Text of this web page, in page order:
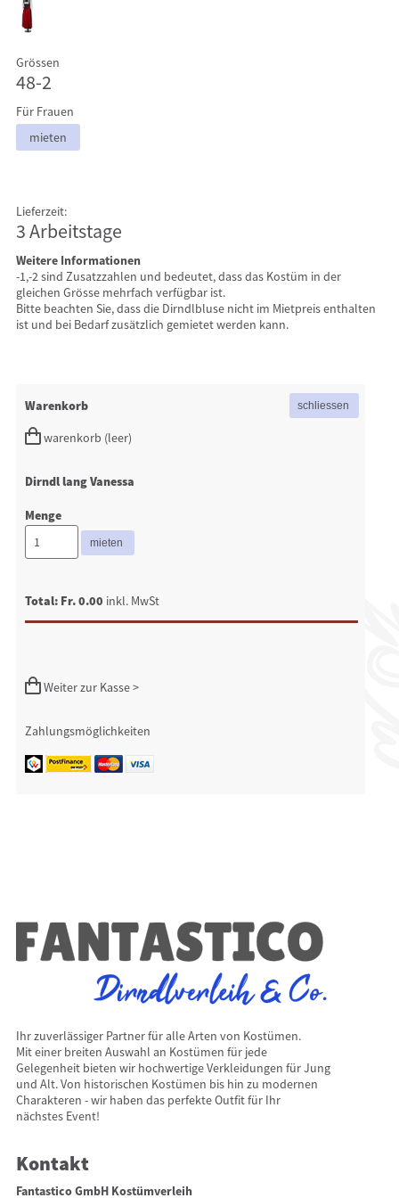
Grössen
48-2
Für Frauen
mieten
Lieferzeit:
3 Arbeitstage
Weitere Informationen
-1,-2 sind Zusatzzahlen und bedeutet, dass das Kostüm in der
gleichen Grösse mehrfach verfügbar ist.
Bitte beachten Sie, dass die Dirndlbluse nicht im Mietpreis enthalten
ist und bei Bedarf zusätzlich gemietet werden kann.
Warenkorb
warenkorb (leer)
Dirndl lang Vanessa
Menge
Total: Fr. 0.00 inkl. MwSt
Weiter zur Kasse >
Zahlungsmöglichkeiten
Ihr zuverlässiger Partner für alle Arten von Kostümen.
Mit einer breiten Auswahl an Kostümen für jede
Gelegenheit bieten wir hochwertige Verkleidungen für Jung
und Alt. Von historischen Kostümen bis hin zu modernen
Charakteren - wir haben das perfekte Outfit für Ihr
nächstes Event!
Kontakt
Fantastico GmbH Kostümverleih